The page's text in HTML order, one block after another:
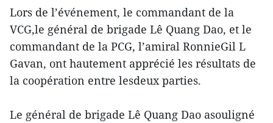
Lors de l’événement, le commandant de la
VCG,le général de brigade Lê Quang Dao, et le
commandant de la PCG, l’amiral RonnieGil L
Gavan, ont hautement apprécié les résultats de
la coopération entre lesdeux parties.
Le général de brigade Lê Quang Dao asouligné